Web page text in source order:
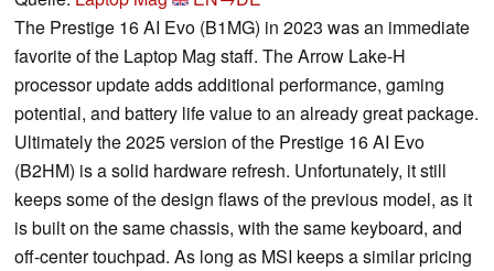
The Prestige 16 AI Evo (B1MG) in 2023 was an immediate
favorite of the Laptop Mag staff. The Arrow Lake-H
processor update adds additional performance, gaming
potential, and battery life value to an already great package.
Ultimately the 2025 version of the Prestige 16 AI Evo
(B2HM) is a solid hardware refresh. Unfortunately, it still
keeps some of the design flaws of the previous model, as it
is built on the same chassis, with the same keyboard, and
off-center touchpad. As long as MSI keeps a similar pricing